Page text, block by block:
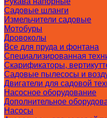
Садовые шланги
Измельчители садовые
Мотобуры
Дровоколы
Все для пруда и фонтана
Специализированная
Скарификаторы,
Садовые пылесосы и
Двигатели для садовой
Насосное оборудование
Дополнительное
Насосы